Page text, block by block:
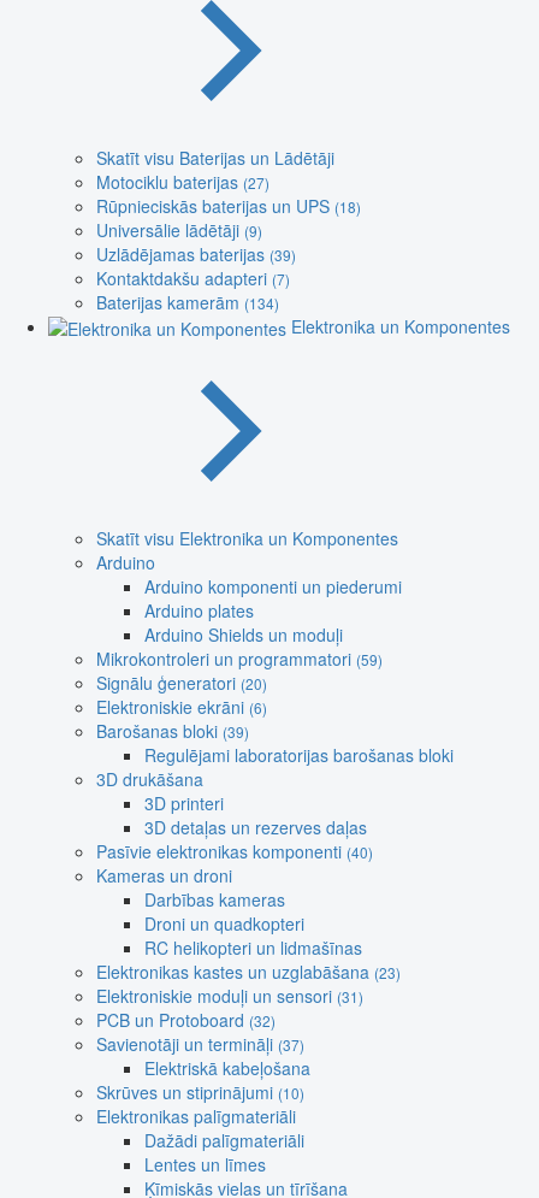
Skatīt visu Baterijas un Lādētāji
Motociklu baterijas (27)
Rūpnieciskās baterijas un UPS (18)
Universālie lādētāji (9)
Uzlādējamas baterijas (39)
Kontaktdakšu adapteri (7)
Baterijas kamerām (134)
Elektronika un Komponentes
Skatīt visu Elektronika un Komponentes
Arduino
Arduino komponenti un piederumi
Arduino plates
Arduino Shields un moduļi
Mikrokontroleri un programmatori (59)
Signālu ģeneratori (20)
Elektroniskie ekrāni (6)
Barošanas bloki (39)
Regulējami laboratorijas barošanas bloki
3D drukāšana
3D printeri
3D detaļas un rezerves daļas
Pasīvie elektronikas komponenti (40)
Kameras un droni
Darbības kameras
Droni un quadkopteri
RC helikopteri un lidmašīnas
Elektronikas kastes un uzglabāšana (23)
Elektroniskie moduļi un sensori (31)
PCB un Protoboard (32)
Savienotāji un termināļi (37)
Elektriskā kabeļošana
Skrūves un stiprinājumi (10)
Elektronikas palīgmateriāli
Dažādi palīgmateriāli
Lentes un līmes
Ķīmiskās vielas un tīrīšana